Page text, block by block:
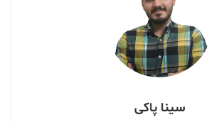
سینا پاکی